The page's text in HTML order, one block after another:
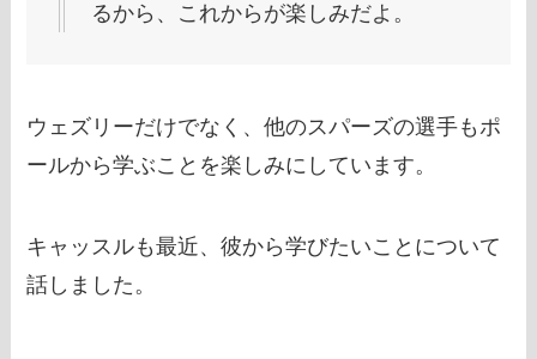
るから、これからが楽しみだよ。
ウェズリーだけでなく、他のスパーズの選手もポ
ールから学ぶことを楽しみにしています。
キャッスルも最近、彼から学びたいことについて
話しました。